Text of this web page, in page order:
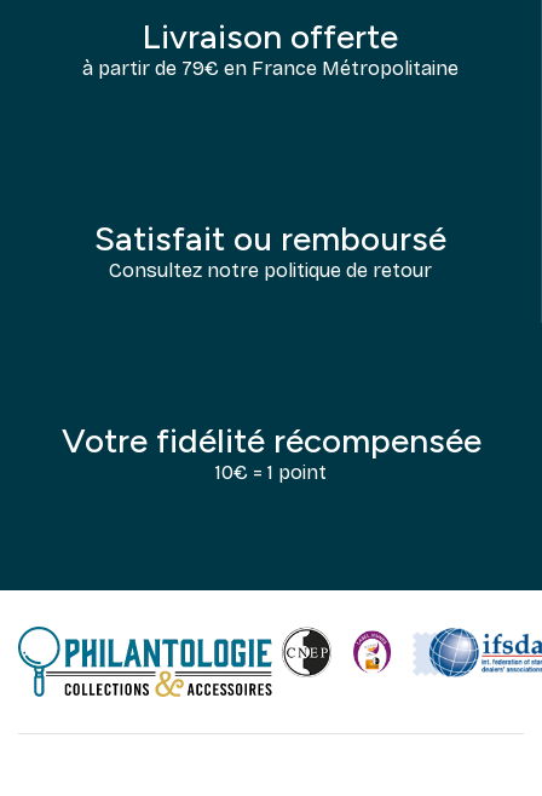
Livraison offerte
à partir de 79€ en France Métropolitaine
Satisfait ou remboursé
Consultez notre politique de retour
Votre fidélité récompensée
10€ = 1 point